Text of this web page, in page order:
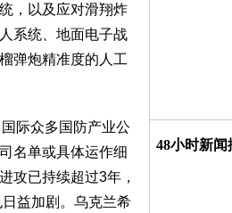
，以及应对滑翔炸
系统、地面电子战
弹炮精准度的人工
际众多国防产业公
名单或具体运作细
攻已持续超过3年，
益加剧。乌克兰希
48小时新闻